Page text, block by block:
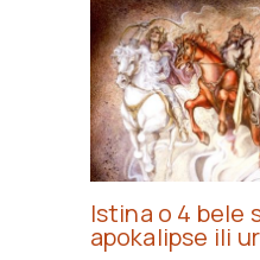
Istina o 4 bele
apokalipse ili